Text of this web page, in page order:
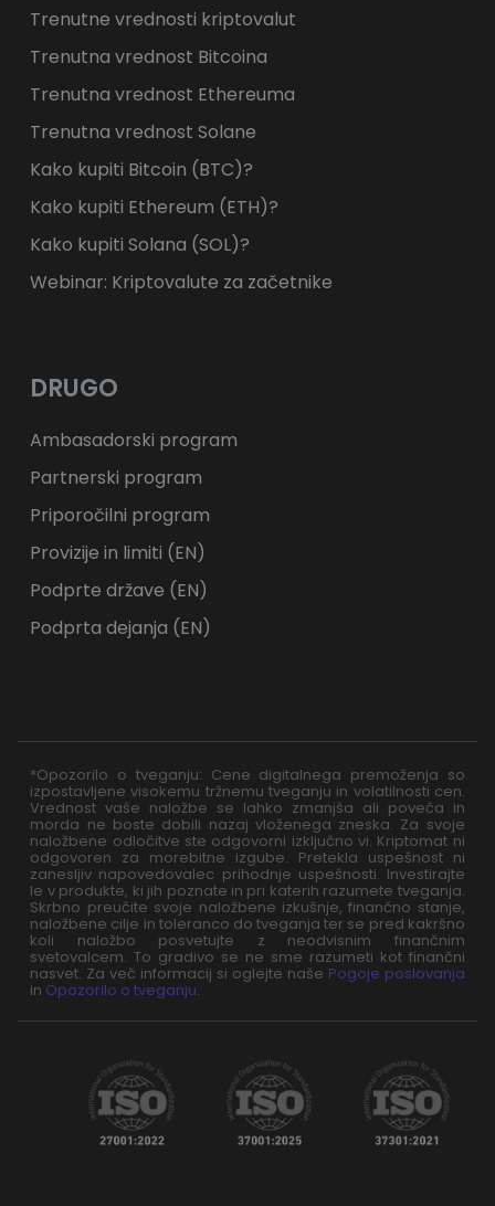
Trenutne vrednosti kriptovalut
Trenutna vrednost Bitcoina
Trenutna vrednost Ethereuma
Trenutna vrednost Solane
Kako kupiti Bitcoin (BTC)?
Kako kupiti Ethereum (ETH)?
Kako kupiti Solana (SOL)?
Webinar: Kriptovalute za začetnike
DRUGO
Ambasadorski program
Partnerski program
Priporočilni program
Provizije in limiti (EN)
Podprte države (EN)
Podprta dejanja (EN)
*Opozorilo o tveganju: Cene digitalnega premoženja so
izpostavljene visokemu tržnemu tveganju in volatilnosti cen.
Vrednost vaše naložbe se lahko zmanjša ali poveča in
morda ne boste dobili nazaj vloženega zneska. Za svoje
naložbene odločitve ste odgovorni izključno vi. Kriptomat ni
odgovoren za morebitne izgube. Pretekla uspešnost ni
zanesljiv napovedovalec prihodnje uspešnosti. Investirajte
le v produkte, ki jih poznate in pri katerih razumete tveganja.
Skrbno preučite svoje naložbene izkušnje, finančno stanje,
naložbene cilje in toleranco do tveganja ter se pred kakršno
koli naložbo posvetujte z neodvisnim finančnim
svetovalcem. To gradivo se ne sme razumeti kot finančni
nasvet. Za več informacij si oglejte naše Pogoje poslovanja
in Opozorilo o tveganju.